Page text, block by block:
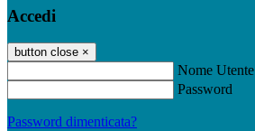
Accedi
button close ×
Nome Utente
Password
Password dimenticata?